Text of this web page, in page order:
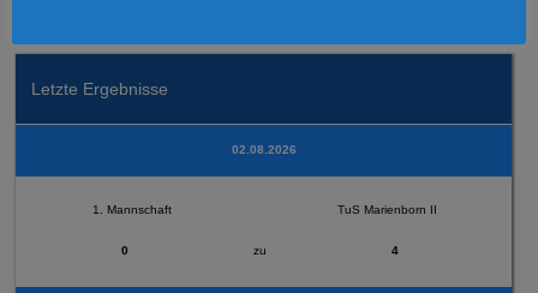
Letzte Ergebnisse
02.08.2026
1. Mannschaft TuS Marienborn II
0 zu 4